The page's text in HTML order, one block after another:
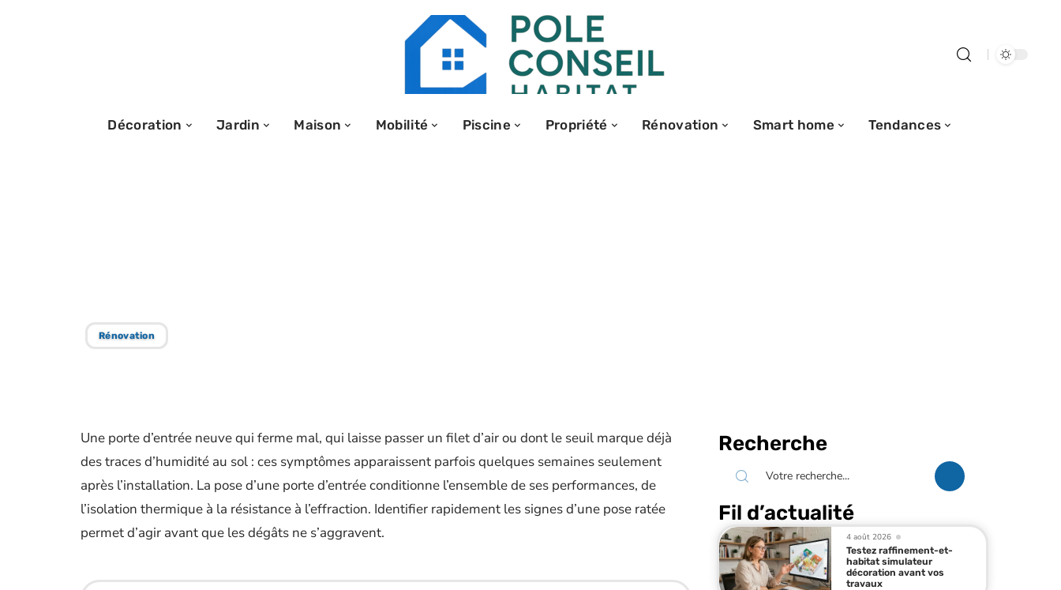
Décoration Jardin Maison Mobilité Piscine Propriété Rénovation Smart home Tendances
Rénovation
Une porte d’entrée neuve qui ferme mal, qui laisse passer un filet d’air ou dont le seuil marque déjà
des traces d’humidité au sol : ces symptômes apparaissent parfois quelques semaines seulement
après l’installation. La pose d’une porte d’entrée conditionne l’ensemble de ses performances, de
l’isolation thermique à la résistance à l’effraction. Identifier rapidement les signes d’une pose ratée
permet d’agir avant que les dégâts ne s’aggravent.
Recherche
Fil d’actualité
4 août 2026
Testez raffinement-et-
habitat simulateur
décoration avant vos
travaux